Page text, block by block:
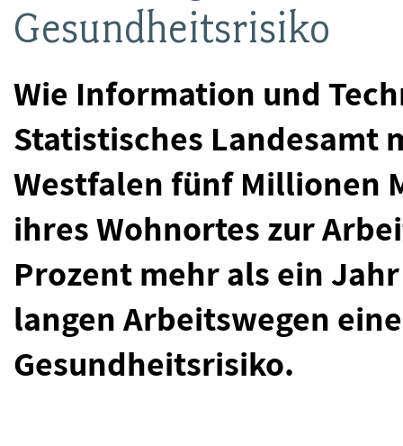
Gesundheitsrisiko
Wie Information und
Statistisches Landesamt
Westfalen fünf Millionen
ihres Wohnortes zur
Prozent mehr als ein
langen Arbeitswegen
Gesundheitsrisiko.